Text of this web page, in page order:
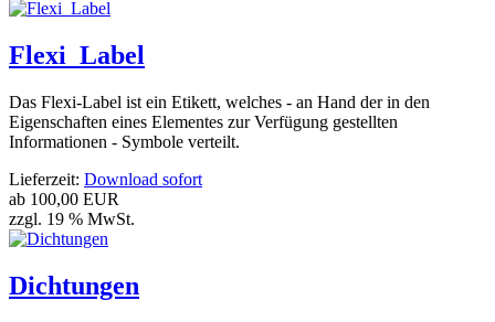
Flexi_Label
Das Flexi-Label ist ein Etikett, welches - an Hand der in den
Eigenschaften eines Elementes zur Verfügung gestellten
Informationen - Symbole verteilt.
Lieferzeit: Download sofort
ab 100,00 EUR
zzgl. 19 % MwSt.
Dichtungen